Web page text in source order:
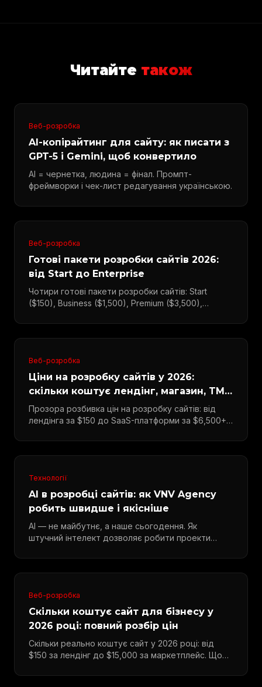
Читайте також
Веб-розробка
AI-копірайтинг для сайту: як писати з
GPT-5 і Gemini, щоб конвертило
AI = чернетка, людина = фінал. Промпт-
фреймворки і чек-лист редагування українською.
Веб-розробка
Готові пакети розробки сайтів 2026:
від Start до Enterprise
Чотири готові пакети розробки сайтів: Start
($150), Business ($1,500), Premium ($3,500),
Веб-розробка
Ціни на розробку сайтів у 2026:
скільки коштує лендінг, магазин, TMA
та SaaS
Прозора розбивка цін на розробку сайтів: від
лендінга за $150 до SaaS-платформи за $6,500+.
Технології
AI в розробці сайтів: як VNV Agency
робить швидше і якісніше
AI — не майбутнє, а наше сьогодення. Як
штучний інтелект дозволяє робити проекти
Веб-розробка
Скільки коштує сайт для бізнесу у
2026 році: повний розбір цін
Скільки реально коштує сайт у 2026 році: від
$150 за лендінг до $15,000 за маркетплейс. Що